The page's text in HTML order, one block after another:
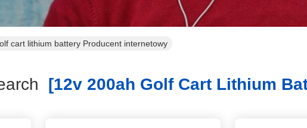
cart lithium battery Producent internetowy
[12v 200ah Golf Cart Lithium